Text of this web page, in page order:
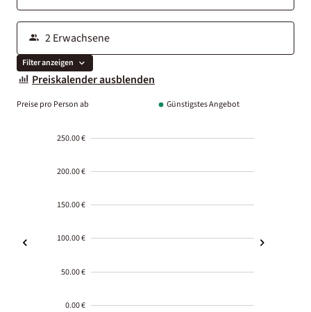
Filter anzeigen
Preiskalender ausblenden
Preise pro Person ab Günstigstes Angebot
250.00 €
200.00 €
150.00 €
100.00 €
50.00 €
0.00 €